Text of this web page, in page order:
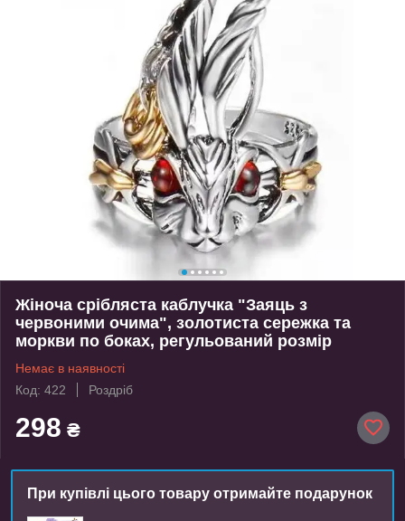
Жіноча срібляста каблучка "Заяць з
червоними очима", золотиста сережка та
моркви по боках, регульований розмір
Немає в наявності
Код: 422
Роздріб
298 ₴
При купівлі цього товару отримайте подарунок